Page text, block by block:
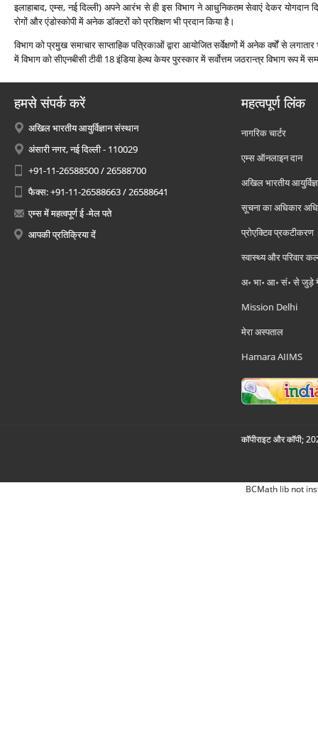
इलाहाबाद, एम्‍स, नई दिल्‍ली) अपने आरंभ से ही इस विभाग ने आधुनिकतम सेवाएं देकर योगदान
रोगों और एंडोस्‍कोपी में अनेक डॉक्‍टरों को प्रशिक्षण भी प्रदान किया है।
विभाग को प्रमुख समाचार साप्‍ताहिक पत्रिकाओं द्वारा आयोजित सर्वेक्षणों में अनेक वर्षों से
में विभाग को सीएनबीसी टीवी 18 इंडिया हेल्‍थ केयर पुरस्‍कार में सर्वोत्तम जठरान्‍त्र विभाग रूप में
हमसे संपर्क करें
अखिल भारतीय आयुर्विज्ञान संस्थान
अंसारी नगर, नई दिल्ली - 110029
+91-11-26588500 / 26588700
फैक्स: +91-11-26588663 / 26588641
एम्स में महत्वपूर्ण ई -मेल पते
आपकी प्रतिक्रिया दें
महत्वपूर्ण लिंक
नागरिक चार्टर
एम्स ऑनलाइन दान
अखिल भारतीय
सूचना का अधिकार
प्रोएक्टिव प्रकटीकरण
स्वास्थ्य और परिवार
अ॰ भा॰ आ॰ सं॰ से जुड़े
Mission Delhi
मेरा अस्पताल
Hamara AIIMS
कॉपीराइट और कॉपी;
BCMath lib not